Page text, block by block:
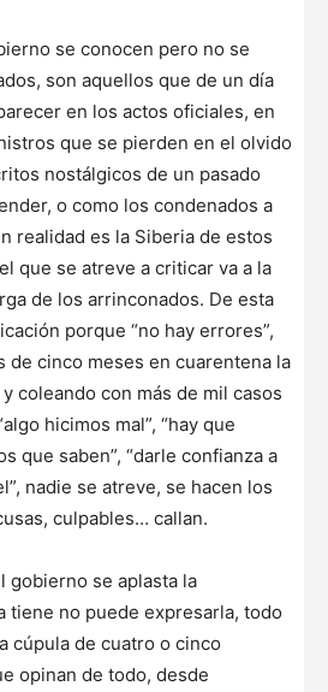
se conocen pero no se
son aquellos que de un día
en los actos oficiales, en
que se pierden en el olvido
nostálgicos de un pasado
o como los condenados a
realidad es la Siberia de estos
que se atreve a criticar va a la
de los arrinconados. De esta
porque “no hay errores”,
de cinco meses en cuarentena la
coleando con más de mil casos
hicimos mal”, “hay que
que saben”, “darle confianza a
nadie se atreve, se hacen los
culpables… callan.
gobierno se aplasta la
tiene no puede expresarla, todo
cúpula de cuatro o cinco
opinan de todo, desde